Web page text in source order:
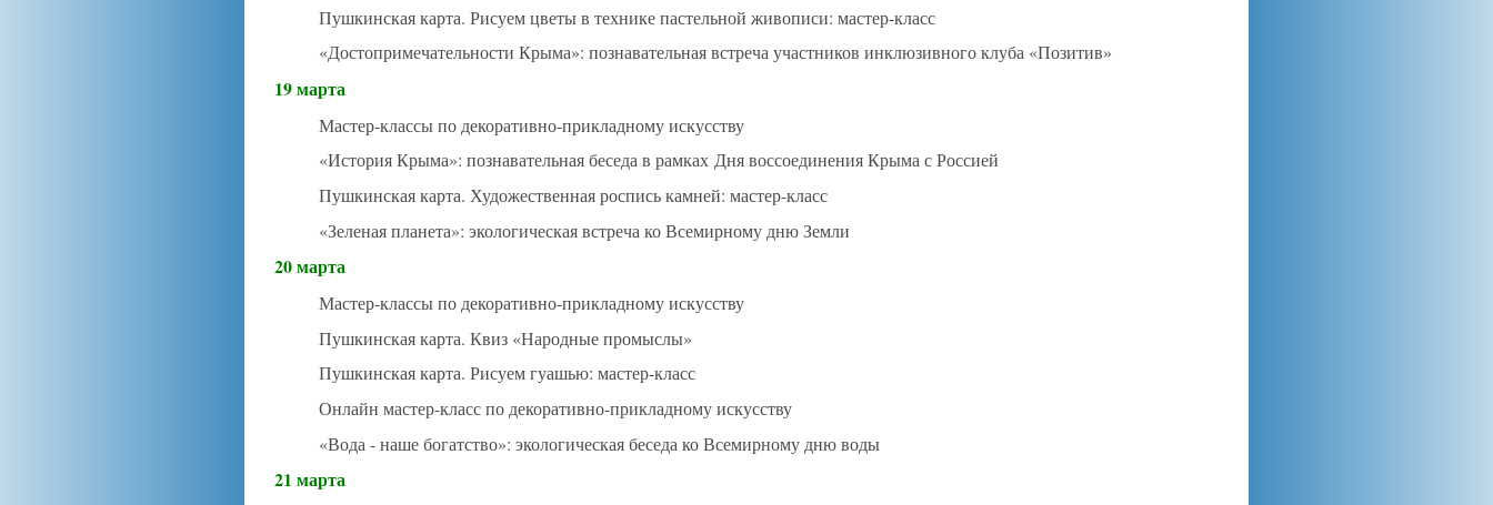
Пушкинская карта. Рисуем цветы в технике пастельной живописи: мастер-класс
«Достопримечательности Крыма»: познавательная встреча участников инклюзивного клуба «Позитив»
19 марта
Мастер-классы по декоративно-прикладному искусству
«История Крыма»: познавательная беседа в рамках Дня воссоединения Крыма с Россией
Пушкинская карта. Художественная роспись камней: мастер-класс
«Зеленая планета»: экологическая встреча ко Всемирному дню Земли
20 марта
Мастер-классы по декоративно-прикладному искусству
Пушкинская карта. Квиз «Народные промыслы»
Пушкинская карта. Рисуем гуашью: мастер-класс
Онлайн мастер-класс по декоративно-прикладному искусству
«Вода - наше богатство»: экологическая беседа ко Всемирному дню воды
21 марта